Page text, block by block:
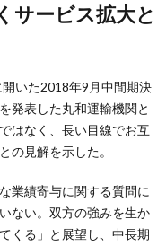
いた2018年9月中間期決
発表した丸和運輸機関と
はなく、長い目線でお互
の見解を示した。
業績寄与に関する質問に
ない。双方の強みを生か
くる」と展望し、中長期